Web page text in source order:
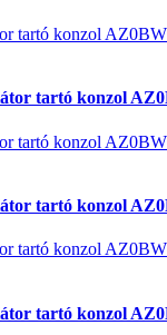
tartó konzol
tartó konzol
tartó konzol
tartó konzol
tartó konzol
tartó konzol